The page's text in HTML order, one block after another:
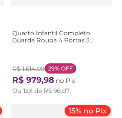
Quarto Infantil Completo
Guarda Roupa 4 Portas 3
Branco/Rosa
R$ 1.614,09 29% OFF
R$ 979,98 no Pix
Ou 12X de R$ 96,07
15% no Pix